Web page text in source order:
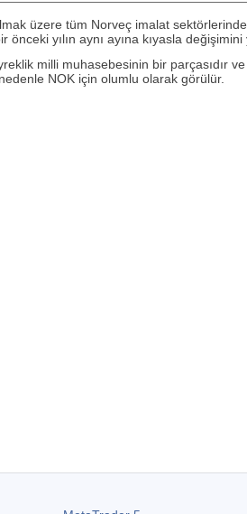
üzere tüm Norveç imalat
yılın aynı ayına kıyasla değişimini
milli muhasebesinin bir parçasıdır
NOK için olumlu olarak görülür.